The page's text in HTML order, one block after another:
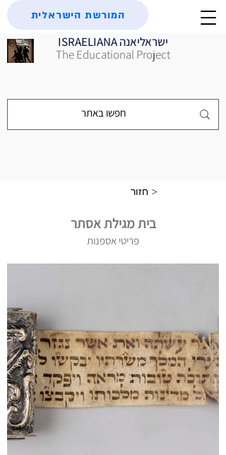
ISRAELIANA ישראליאנה
The Educational Project
המורשת הישראלית
חזור >
בית מגילת אסתר
פריטי אספנות